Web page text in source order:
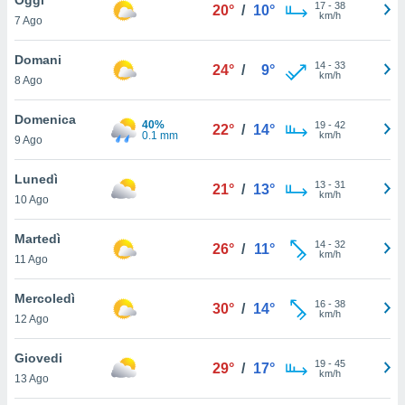
è
al sito
di
ci
di
il
un
la
nella
7 Ago
20° / 10° 17- 38
km/h
Domani
8 Ago
24° / 9° 14- 33
km/h
Domenica
9 Ago
40%
0.1 mm
22° / 14° 19- 42
km/h
Lunedì
10 Ago
21° / 13° 13- 31
km/h
Martedì
11 Ago
26° / 11° 14- 32
km/h
Mercoledì
12 Ago
30° / 14° 16- 38
km/h
Giovedi
13 Ago
29° / 17° 19- 45
km/h